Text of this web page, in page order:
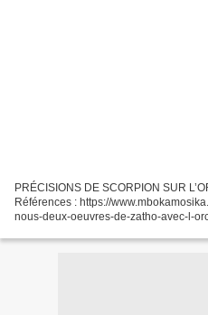
PRÉCISIONS DE SCORPION SUR
Références : https://
nous-deux-oeuvres-de-zatho-avec-l-
diamant-bleu-offerte-par-david-m.html...